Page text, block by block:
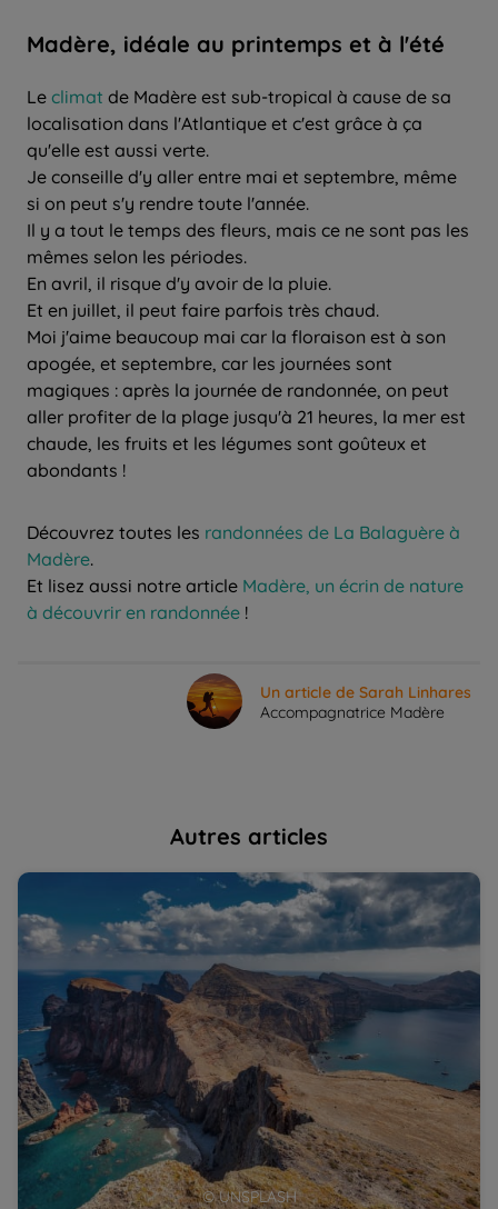
Madère, idéale au printemps et à l'été
Le climat de Madère est sub-tropical à cause de sa
localisation dans l'Atlantique et c'est grâce à ça
qu'elle est aussi verte.
Je conseille d'y aller entre mai et septembre, même
si on peut s'y rendre toute l'année.
Il y a tout le temps des fleurs, mais ce ne sont pas les
mêmes selon les périodes.
En avril, il risque d'y avoir de la pluie.
Et en juillet, il peut faire parfois très chaud.
Moi j'aime beaucoup mai car la floraison est à son
apogée, et septembre, car les journées sont
magiques : après la journée de randonnée, on peut
aller profiter de la plage jusqu'à 21 heures, la mer est
chaude, les fruits et les légumes sont goûteux et
abondants !
Découvrez toutes les randonnées de La Balaguère à
Madère.
Et lisez aussi notre article Madère, un écrin de nature
à découvrir en randonnée !
Un article de Sarah Linhares
Accompagnatrice Madère
Autres articles
Les incontournables de l'île de Madère | La Balaguère
© UNSPLASH